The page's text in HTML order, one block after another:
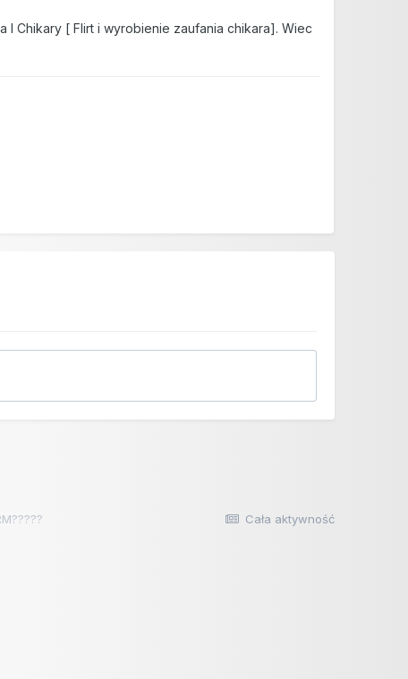
Chikary [ Flirt i wyrobienie zaufania chikara]. Wiec
Cała aktywność